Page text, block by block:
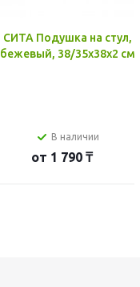
СИТА Подушка на стул,
бежевый, 38/35x38x2 см
В наличии
от 1 790 ₸